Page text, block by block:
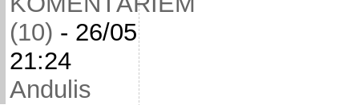
(10) - 26/05
21:24
Andulis